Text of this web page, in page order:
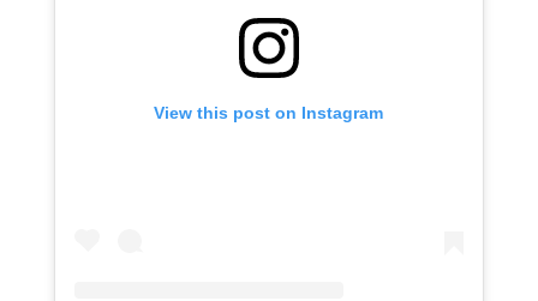
View this post on Instagram